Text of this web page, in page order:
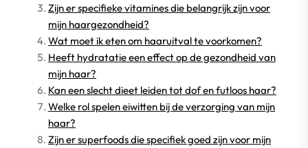
Zijn er specifieke vitamines die belangrijk zijn voor
mijn haargezondheid?
Wat moet ik eten om haaruitval te voorkomen?
Heeft hydratatie een effect op de gezondheid van
mijn haar?
Kan een slecht dieet leiden tot dof en futloos haar?
Welke rol spelen eiwitten bij de verzorging van mijn
haar?
Zijn er superfoods die specifiek goed zijn voor mijn